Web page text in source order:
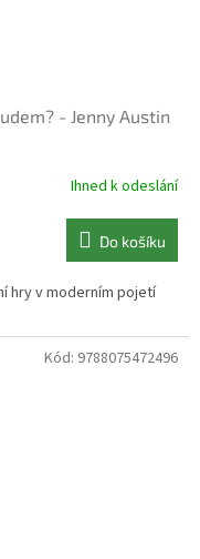
- Jenny Austin
Ihned k odeslání
Do košíku
hry v moderním pojetí
Kód: 9788075472496